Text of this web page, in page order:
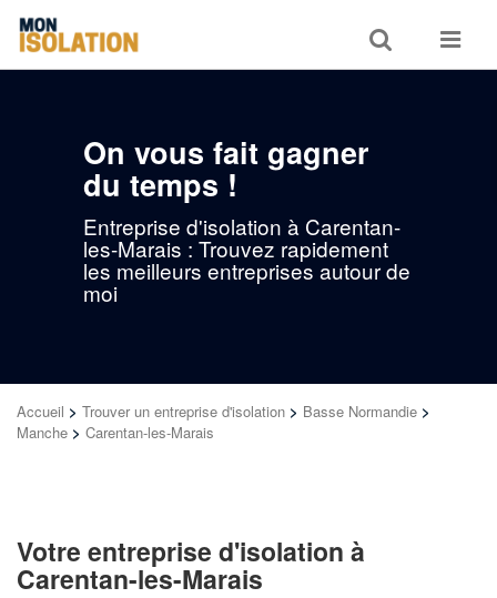
Toggle
search
Toggle
On vous fait gagner
du temps !
Entreprise d'isolation à Carentan-
les-Marais : Trouvez rapidement
les meilleurs entreprises autour de
moi
Accueil > Trouver un entreprise d'isolation > Basse Normandie >
Manche > Carentan-les-Marais
Votre entreprise d'isolation à
Carentan-les-Marais